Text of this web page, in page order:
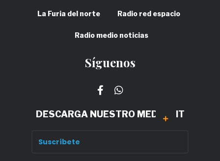
La Furia del norte Radio red espacio
Radio medio noticias
Síguenos
DESCARGA NUESTRO MEDIA KIT